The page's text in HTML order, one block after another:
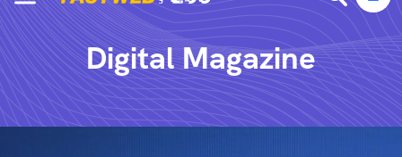
Digital Magazine